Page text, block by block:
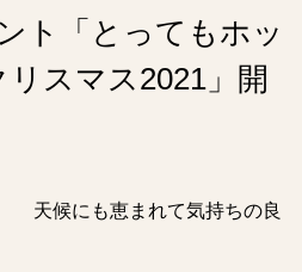
ト「とってもホッ
リスマス2021」開
天候にも恵まれて気持ちの良